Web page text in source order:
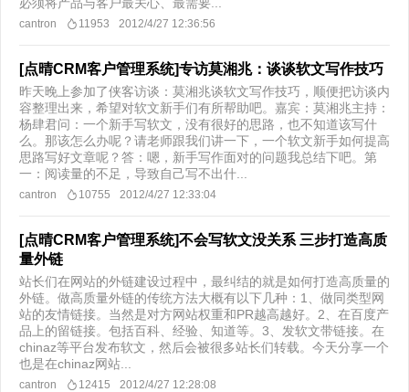
cantron 11953 2012/4/27 12:36:56
[点晴CRM客户管理系统]专访莫湘兆：谈谈软文写作技巧
昨天晚上参加了侠客访谈：莫湘兆谈软文写作技巧，顺便把访谈内
容整理出来，希望对软文新手们有所帮助吧。嘉宾：莫湘兆主持：
杨肆君问：一个新手写软文，没有很好的思路，也不知道该写什
么。那该怎么办呢？请老师跟我们讲一下，一个软文新手如何提高
思路写好文章呢？答：嗯，新手写作面对的问题我总结下吧。第
一：阅读量的不足，导致自己写不出什...
cantron 10755 2012/4/27 12:33:04
[点晴CRM客户管理系统]不会写软文没关系 三步打造高质
量外链
站长们在网站的外链建设过程中，最纠结的就是如何打造高质量的
外链。做高质量外链的传统方法大概有以下几种：1、做同类型网
站的友情链接。当然是对方网站权重和PR越高越好。2、在百度产
品上的留链接。包括百科、经验、知道等。3、发软文带链接。在
chinaz等平台发布软文，然后会被很多站长们转载。今天分享一个
也是在chinaz网站...
cantron 12415 2012/4/27 12:28:08